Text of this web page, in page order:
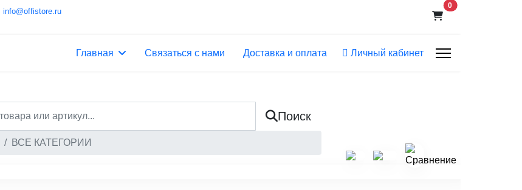
info@offistore.ru
0В корзину
Главная Связаться с нами Доставка и оплата Личный кабинет
Поиск
ВСЕ КАТЕГОРИИ